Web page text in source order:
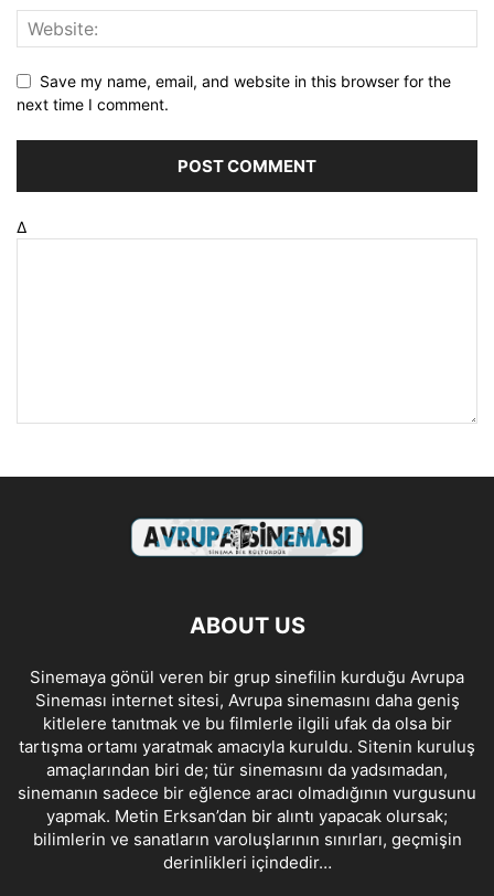
Save my name, email, and website in this browser for the
next time I comment.
Δ
ABOUT US
Sinemaya gönül veren bir grup sinefilin kurduğu Avrupa
Sineması internet sitesi, Avrupa sinemasını daha geniş
kitlelere tanıtmak ve bu filmlerle ilgili ufak da olsa bir
tartışma ortamı yaratmak amacıyla kuruldu. Sitenin kuruluş
amaçlarından biri de; tür sinemasını da yadsımadan,
sinemanın sadece bir eğlence aracı olmadığının vurgusunu
yapmak. Metin Erksan’dan bir alıntı yapacak olursak;
bilimlerin ve sanatların varoluşlarının sınırları, geçmişin
derinlikleri içindedir…